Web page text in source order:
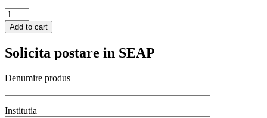
Presa
pentru
preparat
din
Hendi,
rezistenta
la
presiune,
Add to cart
Solicita postare in SEAP
Denumire produs
Institutia